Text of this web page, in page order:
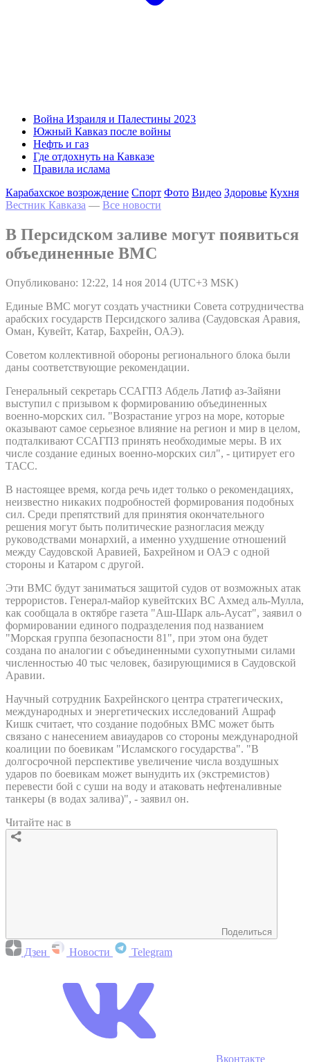
Война Израиля и Палестины 2023
Южный Кавказ после войны
Нефть и газ
Где отдохнуть на Кавказе
Правила ислама
Карабахское возрождение Спорт Фото Видео Здоровье Кухня
Вестник Кавказа — Все новости
В Персидском заливе могут появиться
объединенные ВМС
Опубликовано: 12:22, 14 ноя 2014 (UTC+3 MSK)
Единые ВМС могут создать участники Совета сотрудничества
арабских государств Персидского залива (Саудовская Аравия,
Оман, Кувейт, Катар, Бахрейн, ОАЭ).
Советом коллективной обороны регионального блока были
даны соответствующие рекомендации.
Генеральный секретарь ССАГПЗ Абдель Латиф аз-Зайяни
выступил с призывом к формированию объединенных
военно-морских сил. "Возрастание угроз на море, которые
оказывают самое серьезное влияние на регион и мир в целом,
подталкивают ССАГПЗ принять необходимые меры. В их
числе создание единых военно-морских сил", - цитирует его
ТАСС.
В настоящее время, когда речь идет только о рекомендациях,
неизвестно никаких подробностей формирования подобных
сил. Среди препятствий для принятия окончательного
решения могут быть политические разногласия между
руководствами монархий, а именно ухудшение отношений
между Саудовской Аравией, Бахрейном и ОАЭ с одной
стороны и Катаром с другой.
Эти ВМС будут заниматься защитой судов от возможных атак
террористов. Генерал-майор кувейтских ВС Ахмед аль-Мулла,
как сообщала в октябре газета "Аш-Шарк аль-Аусат", заявил о
формировании единого подразделения под названием
"Морская группа безопасности 81", при этом она будет
создана по аналогии с объединенными сухопутными силами
численностью 40 тыс человек, базирующимися в Саудовской
Аравии.
Научный сотрудник Бахрейнского центра стратегических,
международных и энергетических исследований Ашраф
Кишк считает, что создание подобных ВМС может быть
связано с нанесением авиаударов со стороны международной
коалиции по боевикам "Исламского государства". "В
долгосрочной перспективе увеличение числа воздушных
ударов по боевикам может вынудить их (экстремистов)
перевести бой с суши на воду и атаковать нефтеналивные
танкеры (в водах залива)", - заявил он.
Читайте нас в
Поделиться
Дзен Новости Telegram
Вконтакте